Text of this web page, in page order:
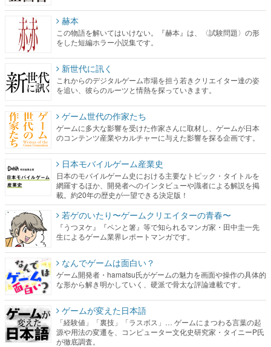
赫本
この物語を解いてはいけない。『赫本』は、〈試験問題〉の形
をした短編ホラー小説集です。
新世代に訊く
これからのデジタルゲーム市場を担う若きクリエイター達の姿
を追い、彼らのルーツと情熱を探っていきます。
ゲーム世代の作家たち
ゲームに多大な影響を受けた作家さんに取材し、ゲームが日本
のコンテンツ産業やカルチャーに与えた影響を探る企画です。
日本モバイルゲーム産業史
日本のモバイルゲーム史における主要なトピック・タイトルを
網羅するほか、開発者へのインタビューや識者による解説を掲
載。約20年の歴史が一望できる決定版！
若ゲのいたり〜ゲームクリエイターの青春〜
『うつヌケ』『ペンと箸』等で知られるマンガ家・田中圭一先
生によるゲーム業界レポートマンガです。
なんでゲームは面白い？
ゲーム開発者・hamatsu氏がゲームの魅力を画面や操作の具体的
な形から解き明かしていく、硬派で骨太な評論連載です。
ゲームが変えた日本語
「経験値」「裏技」「ラスボス」… ゲームにまつわる言葉の起
源や用法の変遷を、コンピューター文化史研究家・タイニーP氏
が徹底調査。